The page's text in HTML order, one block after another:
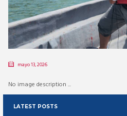
mayo 13, 2026
No image description ...
LATEST POSTS